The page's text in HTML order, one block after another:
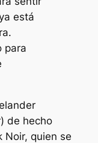
está
para
de hecho
Noir, quien se